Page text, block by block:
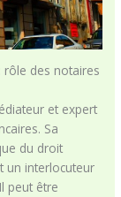
rôle des notaires
et expert
Sa
du droit
un interlocuteur
peut être